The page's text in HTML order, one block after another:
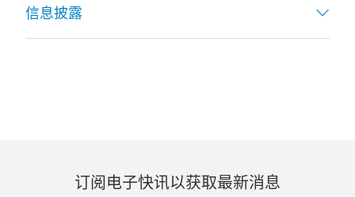
信息披露
订阅电子快讯以获取最新消息